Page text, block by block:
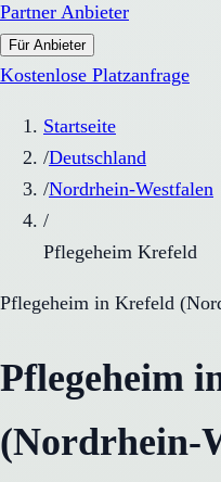
Partner Anbieter
Für Anbieter
Kostenlose Platzanfrage
Startseite
/Deutschland
/Nordrhein-Westfalen
/
Pflegeheim Krefeld
Pflegeheim in Krefeld (
Pflegeheim
(Nordrhein-